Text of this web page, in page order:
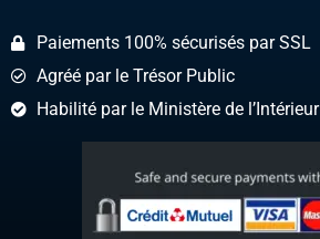
Paiements 100% sécurisés par SSL
Agréé par le Trésor Public
Habilité par le Ministère de l’Intérieur